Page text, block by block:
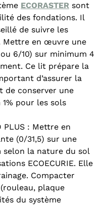
ECORASTER sont
des fondations. Il
de suivre les
Mettre en œuvre une
6/10) sur minimum 4
Ce lit prépare la
d’assurer la
de conserver une
pour les sols
PLUS : Mettre en
(0/31,5) sur une
selon la nature du sol
ECOECURIE. Elle
Compacter
plaque
du système